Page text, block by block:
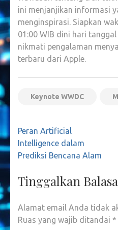
ini menjanjikan informasi
menginspirasi. Siapkan
01:00 WIB dini hari
nikmati pengalaman
terbaru dari Apple.
Keynote WWDC
Navigasi
pos
Peran Artificial
Intelligence dalam
Prediksi Bencana Alam
Tinggalkan
Alamat email Anda tidak
Ruas yang wajib ditandai *